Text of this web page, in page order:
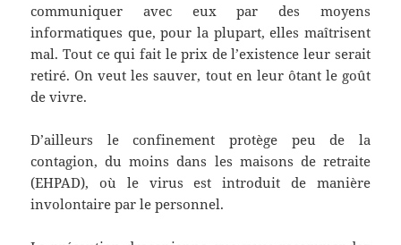
communiquer avec eux par des moyens
informatiques que, pour la plupart, elles maîtrisent
mal. Tout ce qui fait le prix de l’existence leur serait
retiré. On veut les sauver, tout en leur ôtant le goût
de vivre.
D’ailleurs le confinement protège peu de la
contagion, du moins dans les maisons de retraite
(EHPAD), où le virus est introduit de manière
involontaire par le personnel.